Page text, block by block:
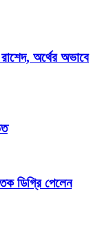
অর্থের অভাবে
ডিগ্রি পেলেন